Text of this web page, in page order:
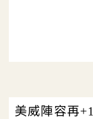
美威陣容再